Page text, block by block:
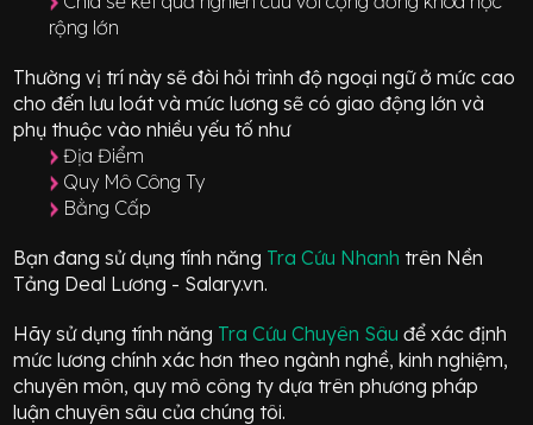
rộng lớn
Thường vị trí này sẽ đòi hỏi trình độ ngoại ngữ ở mứccao
cho đến lưu loát và mức lương sẽ có giao độnglớn và
phụ thuộc vào nhiều yếu tố như
Địa Điểm
Quy Mô Công Ty
Bằng Cấp
Bạn đang sử dụng tính năng Tra Cứu Nhanh trên Nền
Tảng Deal Lương - Salary.vn.
Hãy sử dụng tính năng Tra Cứu Chuyên Sâuđể xác định
mức lương chính xác hơn theo ngành nghề, kinh nghiệm,
chuyên môn, quy mô công ty dựa trên phương pháp
luận chuyên sâu của chúng tôi.